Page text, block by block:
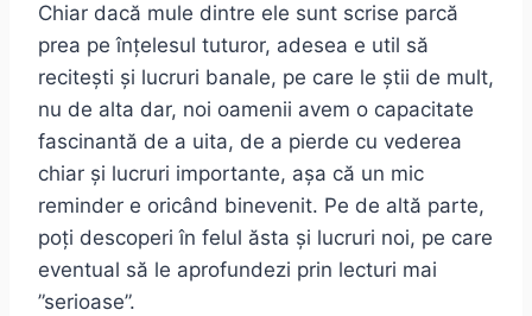
Chiar dacă mule dintre ele sunt scrise parcă
prea pe înțelesul tuturor, adesea e util să
recitești și lucruri banale, pe care le știi de mult,
nu de alta dar, noi oamenii avem o capacitate
fascinantă de a uita, de a pierde cu vederea
chiar și lucruri importante, așa că un mic
reminder e oricând binevenit. Pe de altă parte,
poți descoperi în felul ăsta și lucruri noi, pe care
eventual să le aprofundezi prin lecturi mai
”serioase”.